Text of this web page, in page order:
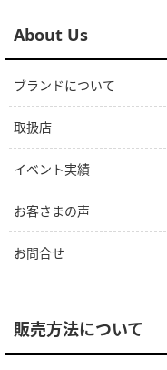
About Us
ブランドについて
取扱店
イベント実績
お客さまの声
お問合せ
販売方法について